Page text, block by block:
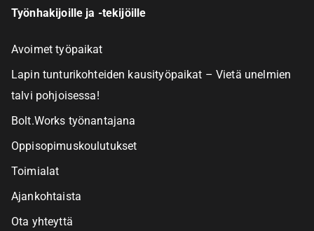
Työnhakijoille ja -tekijöille
Avoimet työpaikat
Lapin tunturikohteiden kausityöpaikat – Vietä unelmien
talvi pohjoisessa!
Bolt.Works työnantajana
Oppisopimuskoulutukset
Toimialat
Ajankohtaista
Ota yhteyttä